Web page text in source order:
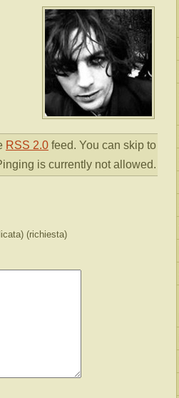
RSS 2.0 feed. You can skip to
is currently not allowed.
(richiesta)